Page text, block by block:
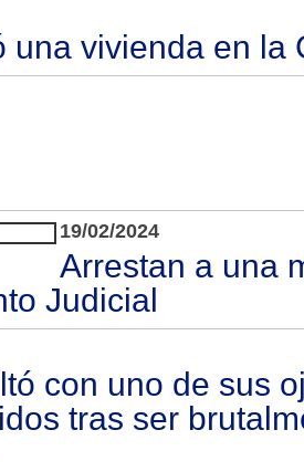
una vivienda en la
19/02/2024
Arrestan a una
Judicial
con uno de sus
tras ser